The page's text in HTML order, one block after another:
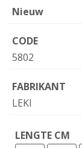
Nieuw
CODE
5802
FABRIKANT
LEKI
LENGTE CM